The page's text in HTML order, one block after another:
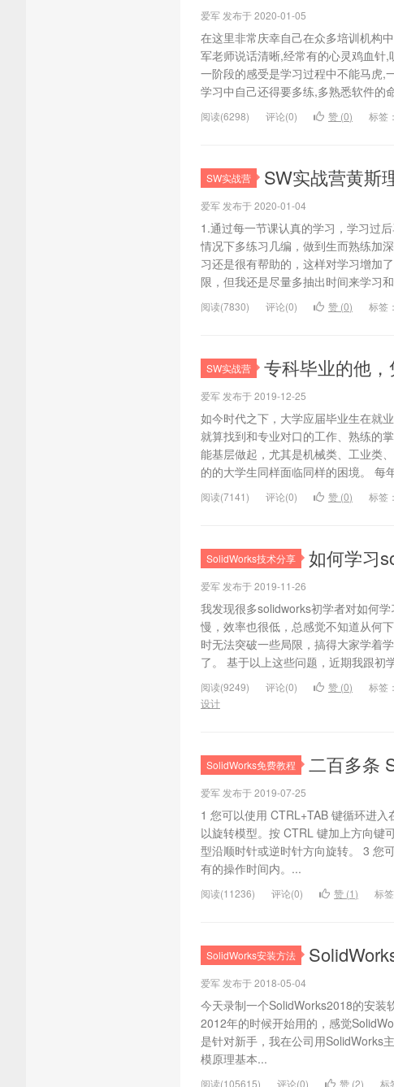
爱军 发布于 2020-01-05
在这里非常庆幸自己在众多培训机构
军老师说话清晰,经常有的心灵鸡血针
一阶段的感受是学习过程中不能马虎,
学习中自己还得要多练,多熟悉软件的
阅读(6298) 评论(0) 赞 (0) 标签：
SW实战营 SW实战营黄斯
爱军 发布于 2020-01-04
1.通过每一节课认真的学习，学习过
情况下多练习几编，做到生而熟练加
习还是很有帮助的，这样对学习增加
限，但我还是尽量多抽出时间来学习
阅读(7830) 评论(0) 赞 (0) 标签：
SW实战营 专科毕业的他
爱军 发布于 2019-12-25
如今时代之下，大学应届毕业生在就
就算找到和专业对口的工作、熟练的
能基层做起，尤其是机械类、工业类
的的大学生同样面临同样的困境。 每
阅读(7141) 评论(0) 赞 (0) 标签：
SolidWorks技术分享 如何学习
爱军 发布于 2019-11-26
我发现很多solidworks初学者对如何
慢，效率也很低，总感觉不知道从何
时无法突破一些局限，搞得大家学着
了。 基于以上这些问题，近期我跟初
阅读(9249) 评论(0) 赞 (0) 标签：
设计
SolidWorks免费教程 二百多条
爱军 发布于 2019-07-25
1 您可以使用 CTRL+TAB 键循环进
以旋转模型。按 CTRL 键加上方向键
型沿顺时针或逆时针方向旋转。 3 您
有的操作时间内。...
阅读(11236) 评论(0) 赞 (1) 标签
SolidWorks安装方法
爱军 发布于 2018-05-04
今天录制一个SolidWorks2018的安装
2012年的时候开始用的，感觉
是针对新手，我在公司用SolidWorks
模原理基本...
阅读(105615) 评论(0) 赞 (2) 标